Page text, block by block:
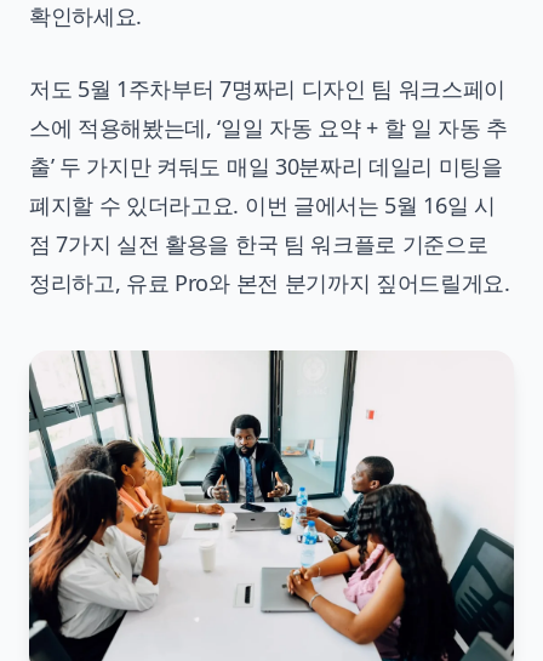
확인하세요.
저도 5월 1주차부터 7명짜리 디자인 팀 워크스페이
스에 적용해봤는데, ‘일일 자동 요약 + 할 일 자동 추
출’ 두 가지만 켜둬도 매일 30분짜리 데일리 미팅을
폐지할 수 있더라고요. 이번 글에서는 5월 16일 시
점 7가지 실전 활용을 한국 팀 워크플로 기준으로
정리하고, 유료 Pro와 본전 분기까지 짚어드릴게요.